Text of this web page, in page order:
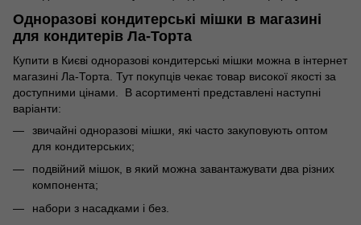
Одноразові кондитерські мішки в магазині
для кондитерів Ла-Торта
Купити в Києві одноразові кондитерські мішки можна в інтернет
магазині Ла-Торта. Тут покупців чекає товар високої якості за
доступними цінами. В асортименті представлені наступні
варіанти:
звичайні одноразові мішки, які часто закуповують оптом
для кондитерських;
подвійний мішок, в який можна завантажувати два різних
компонента;
набори з насадками і без.